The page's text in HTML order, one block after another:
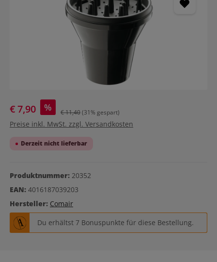
€ 7,90 % € 11,40(31% gespart)
Preise inkl. MwSt. zzgl. Versandkosten
Derzeit nicht lieferbar
Produktnummer: 20352
EAN: 4016187039203
Hersteller: Comair
Du erhältst 7 Bonuspunkte für diese Bestellung.